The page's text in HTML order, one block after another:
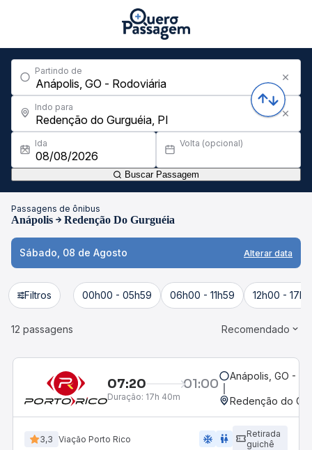
Partindo de
Indo para
Ida Volta (opcional)
Buscar Passagem
Passagens de ônibus
Anápolis Redenção Do Gurguéia
Sábado, 08 de Agosto Alterar data
Filtros 00h00 - 05h59 06h00 - 11h59 12h00 -
12 passagens Recomendado
07:20 01:00
Duração: 17h 40m
Anápolis, GO -
Redenção do
3,3 Viação Porto Rico ac_unit wc
Retirada
guichê